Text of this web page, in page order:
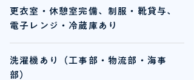
更衣室・休憩室完備、制服・靴貸与、
電子レンジ・冷蔵庫あり
洗濯機あり（工事部・物流部・海事
部）